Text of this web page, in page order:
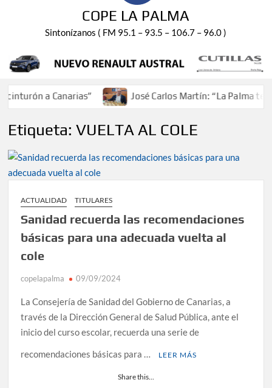
COPE LA PALMA
Sintonízanos ( FM 95.1 – 93.5 – 106.7 – 96.0 )
a Canarias” José Carlos Martín: “La Palma
Etiqueta:VUELTA AL COLE
ACTUALIDAD TITULARES
Sanidad recuerda las recomendaciones
básicas para una adecuada vuelta al
cole
copelapalma 09/09/2024
La Consejería de Sanidad del Gobierno de Canarias, a
través de la Dirección General de Salud Pública, ante el
inicio del curso escolar, recuerda una serie de
recomendaciones básicas para …
LEER MÁS
Share this...